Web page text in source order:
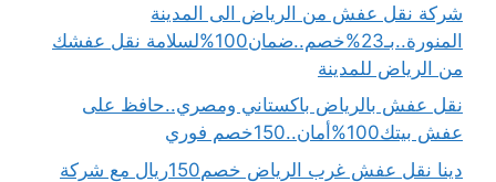
شركة نقل عفش من الرياض الى المدينة
المنورة..بـ23%خصم..ضمان100%لسلامة نقل عفشك
من الرياض للمدينة
نقل عفش بالرياض باكستاني ومصري..حافظ على
عفش بيتك100%أمان..150خصم فوري
دينا نقل عفش غرب الرياض خصم150ريال مع شركة